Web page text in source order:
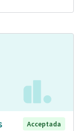
Acceptada